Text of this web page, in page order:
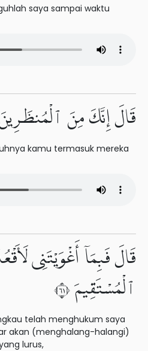
saya sampai waktu
قَالَ إِنَّكَ مِنَ ٱلْمُنظَرِينَ
kamu termasuk mereka
قَالَ فَبِمَآ أَغْوَيْتَنِى
ٱلْمُسْتَقِيمَ ١٦
telah menghukum saya
akan (menghalang-halangi)
lurus,